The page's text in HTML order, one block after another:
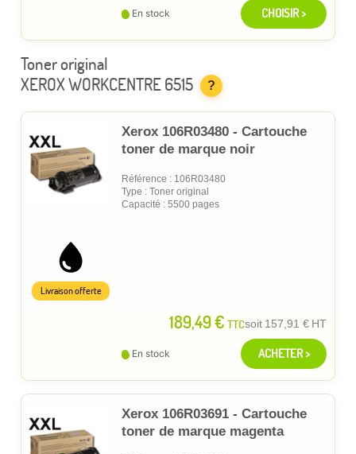
En stock CHOISIR >
Toner original
XEROX WORKCENTRE 6515
?
Xerox 106R03480 - Cartouche
toner de marque noir
Référence : 106R03480
Type : Toner original
Capacité : 5500 pages
189,49 € TTCsoit 157,91 € HT
Livraison offerte
En stock ACHETER >
Xerox 106R03691 - Cartouche
toner de marque magenta